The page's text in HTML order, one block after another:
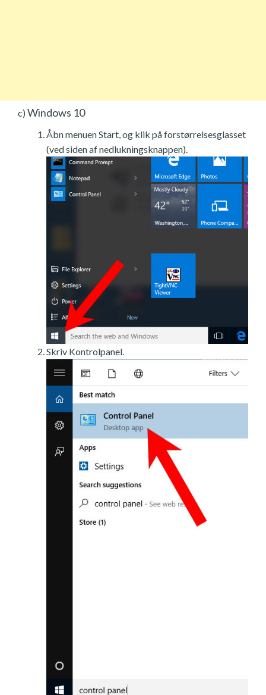
c) Windows 10
Åbn menuen Start, og klik på forstørrelsesglasset
(ved siden af nedlukningsknappen).
Skriv Kontrolpanel.